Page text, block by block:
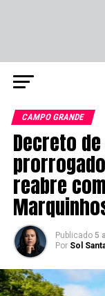
CAMPO GRANDE
Decreto
reabre
Publicado 5
Por Sol